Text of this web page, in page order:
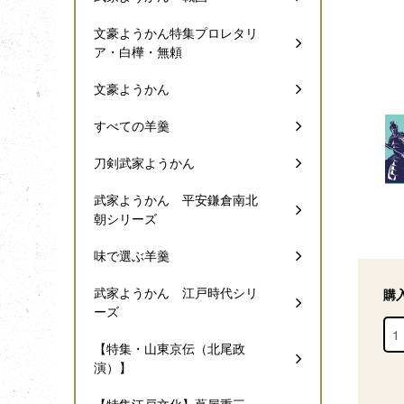
購
文豪ようかん特集プロレタリ
ア・白樺・無頼
文豪ようかん
すべての羊羹
刀剣武家ようかん
武家ようかん 平安鎌倉南北
朝シリーズ
味で選ぶ羊羹
武家ようかん 江戸時代シリ
ーズ
【特集・山東京伝（北尾政
演）】